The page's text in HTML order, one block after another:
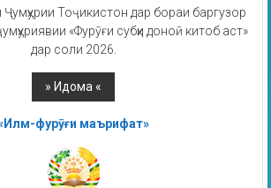
Тоҷикистон дар бораи баргузор
«Фурӯғи субҳи доноӣ китоб аст»
дар соли 2026.
фурӯғи маърифат»